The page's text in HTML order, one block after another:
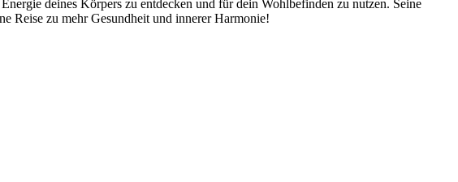
deines Körpers zu entdecken und für dein Wohlbefinden zu nutzen. Seine
Reise zu mehr Gesundheit und innerer Harmonie!